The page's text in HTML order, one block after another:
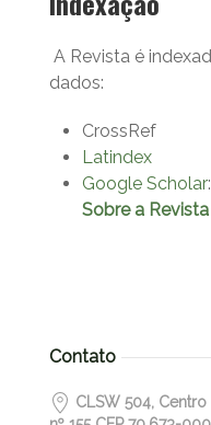
A Revista é
dados:
CrossRef
Latindex
Google Scholar:
Sobre a Revista
Contato
CLSW 504,